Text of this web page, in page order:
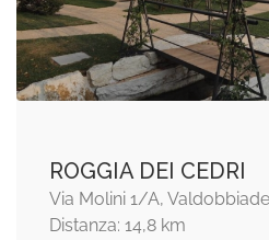
ROGGIA DEI CEDRI
Via Molini 1/A,
Distanza: 14,8 km